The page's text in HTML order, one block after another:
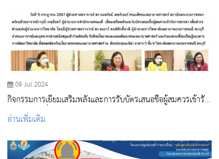
09 Jul 2024
กิจกรรมการเยี่ยมเสริมพลังและการรับบัตรเสนอชื่อผู้สมควรเข้ารับ
การสรรหาเพื่อดำรงตำแหน่งผู้อำนวยการวิทยาลัย
อ่านเพิ่มเติม